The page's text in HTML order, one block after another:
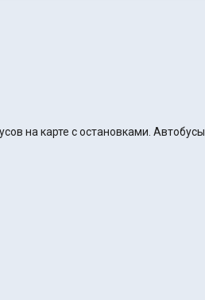
на карте с остановками. Автобусы